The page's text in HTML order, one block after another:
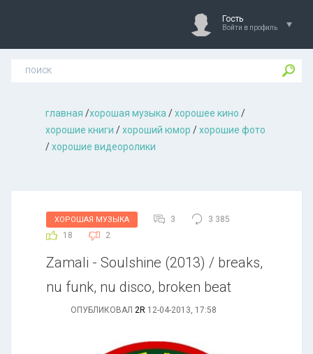
Гость
Войти в профиль
главная /хорошая музыкa /хорошее кино /
хорошие книги /хороший юмор /хорошие фото
/хорошие видеоролики
ХОРОШАЯ МУЗЫКА 3
3 385
18
2
Zamali - Soulshine (2013) / breaks,
nu funk, nu disco, broken beat
ОПУБЛИКОВАЛ 2R 12-04-2013, 17:58